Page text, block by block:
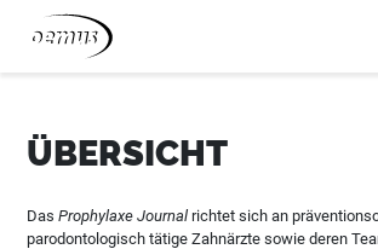
Zum Inhalt springen
ÜBERSICHT
DasProphylaxe Journal richtet sich an
parodontologisch tätige Zahnärzte sowie deren